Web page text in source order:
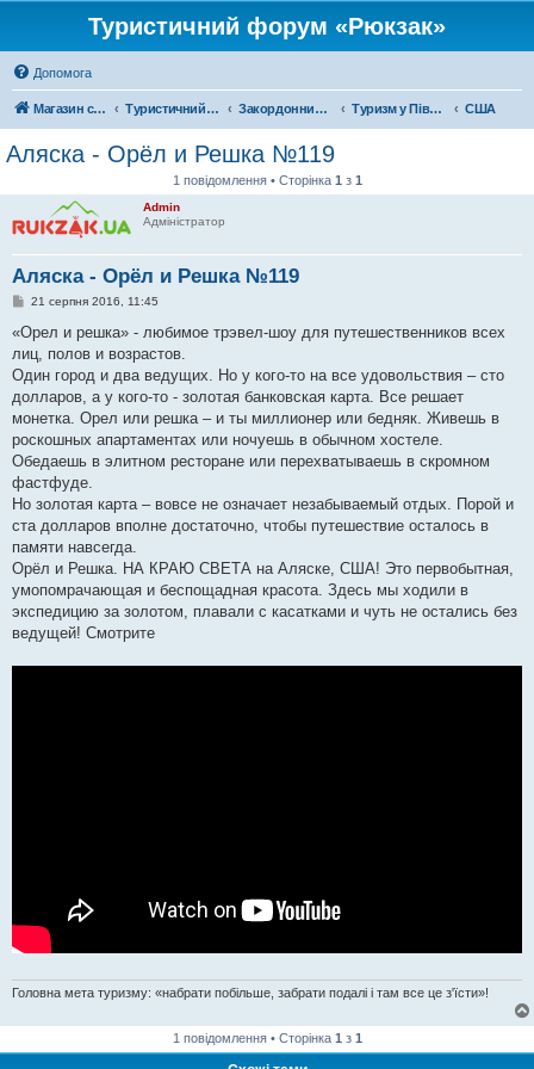
Туристичний форум «Рюкзак»
Допомога
Магазин спорядження Туристичний форум «Рюкзак» Закордонний туризм Туризм у Північній Америці США
Аляска - Орёл и Решка №119
1 повідомлення • Сторінка 1 з 1
Admin
Адміністратор
Аляска - Орёл и Решка №119
П
в
д
о
м
л
е
н
я
21 серпня 2016, 11:45
«Орел и решка» - любимое трэвел-шоу для путешественников всех
лиц, полов и возрастов.
Один город и два ведущих. Но у кого-то на все удовольствия – сто
долларов, а у кого-то - золотая банковская карта. Все решает
монетка. Орел или решка – и ты миллионер или бедняк. Живешь в
роскошных апартаментах или ночуешь в обычном хостеле.
Обедаешь в элитном ресторане или перехватываешь в скромном
фастфуде.
Но золотая карта – вовсе не означает незабываемый отдых. Порой и
ста долларов вполне достаточно, чтобы путешествие осталось в
памяти навсегда.
Орёл и Решка. НА КРАЮ СВЕТА на Аляске, США! Это первобытная,
умопомрачающая и беспощадная красота. Здесь мы ходили в
экспедицию за золотом, плавали с касатками и чуть не остались без
ведущей! Смотрите
Головна мета туризму: «набрати побільше, забрати подалі і там все це з'їсти»!
1 повідомлення • Сторінка 1 з 1